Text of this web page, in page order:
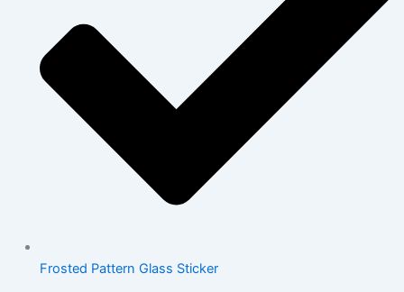
Frosted Pattern Glass Sticker